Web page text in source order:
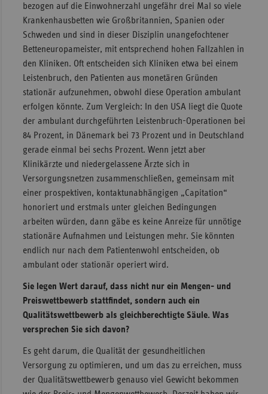
bezogen auf die Einwohnerzahl ungefähr drei Mal so viele
Krankenhausbetten wie Großbritannien, Spanien oder
Schweden und sind in dieser Disziplin unangefochtener
Betteneuropameister, mit entsprechend hohen Fallzahlen in
den Kliniken. Oft entscheiden sich Kliniken etwa bei einem
Leistenbruch, den Patienten aus monetären Gründen
stationär aufzunehmen, obwohl diese Operation ambulant
erfolgen könnte. Zum Vergleich: In den USA liegt die Quote
der ambulant durchgeführten Leistenbruch-Operationen bei
84 Prozent, in Dänemark bei 73 Prozent und in Deutschland
gerade einmal bei sechs Prozent. Wenn jetzt aber
Klinikärzte und niedergelassene Ärzte sich in
Versorgungsnetzen zusammenschließen, gemeinsam mit
einer prospektiven, kontaktunabhängigen „Capitation“
honoriert und erstmals unter gleichen Bedingungen
arbeiten würden, dann gäbe es keine Anreize für unnötige
stationäre Aufnahmen und Leistungen mehr. Sie könnten
endlich nur nach dem Patientenwohl entscheiden, ob
ambulant oder stationär operiert wird.
Sie legen Wert darauf, dass nicht nur ein Mengen- und
Preiswettbewerb stattfindet, sondern auch ein
Qualitätswettbewerb als gleichberechtigte Säule. Was
versprechen Sie sich davon?
Es geht darum, die Qualität der gesundheitlichen
Versorgung zu optimieren, und um das zu erreichen, muss
der Qualitätswettbewerb genauso viel Gewicht bekommen